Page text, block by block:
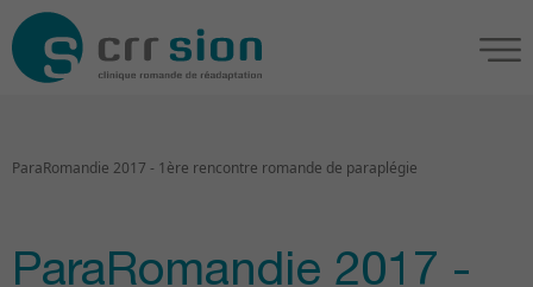
ParaRomandie 2017 - 1ère rencontre romande de paraplégie
ParaRomandie 2017 -